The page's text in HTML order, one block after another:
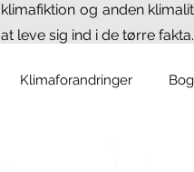
klimafiktion og anden
at leve sig ind i de tørre fakta.
Klimaforandringer